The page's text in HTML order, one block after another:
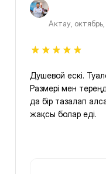
Актау,
Душевой ескі.
Размері мен
да бір тазалап
жақсы болар еді.